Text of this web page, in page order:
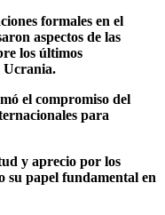
formales en el
aspectos de las
los últimos
Ucrania.
el compromiso del
para
y aprecio por los
su papel fundamental en